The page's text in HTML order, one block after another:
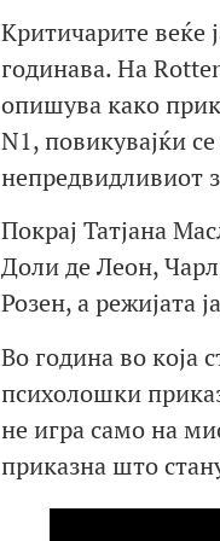
Критичарите веќе
годинава. На
опишува како
N1, повикувајќи
непредвидливиот
Покрај Татјана
Доли де Леон,
Розен, а режијата
Во година во која
психолошки
не игра само на
приказна што